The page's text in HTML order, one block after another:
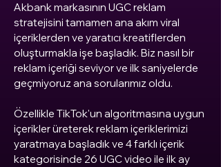
Akbank markasının UGC reklam
stratejisini tamamen ana akım viral
içeriklerden ve yaratıcı kreatiflerden
oluşturmakla işe başladık. Biz nasıl bir
reklam içeriği seviyor ve ilk saniyelerde
geçmiyoruz ana sorularımız oldu.
Özellikle TikTok'un algoritmasına uygun
içerikler üreterek reklam içeriklerimizi
yaratmaya başladık ve 4 farklı içerik
kategorisinde 26 UGC video ile ilk ay